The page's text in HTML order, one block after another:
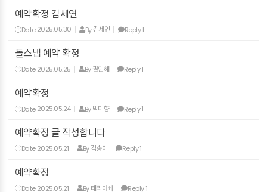
예약확정 김세연
Date 2025.05.30 By김세연 Reply1
돌스냅 예약 확정
Date 2025.05.25 By권민해 Reply1
예약확정
Date 2025.05.24 By박미향 Reply1
예약확정 글 작성합니다
Date 2025.05.21 By김송이 Reply1
예약확정
Date 2025.05.21 By태리아빠 Reply1